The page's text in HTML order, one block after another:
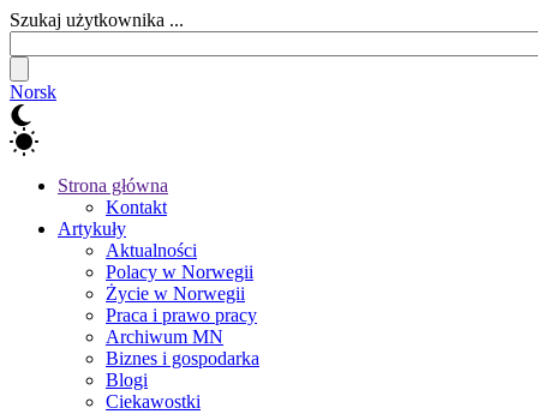
Szukaj użytkownika ...
Norsk
Strona główna
Kontakt
Artykuły
Aktualności
Polacy w Norwegii
Życie w Norwegii
Praca i prawo pracy
Archiwum MN
Biznes i gospodarka
Blogi
Ciekawostki